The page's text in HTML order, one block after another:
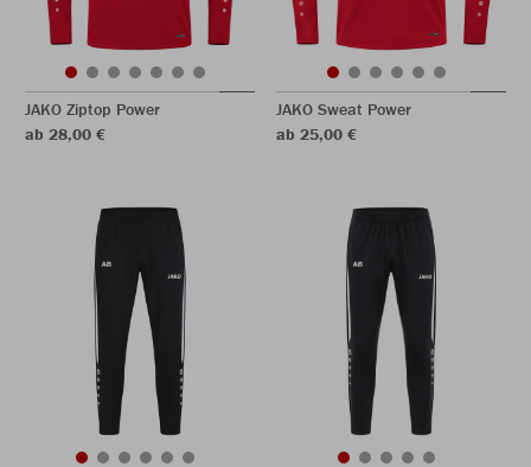
JAKO Ziptop Power
ab 28,00 €
JAKO Sweat Power
ab 25,00 €